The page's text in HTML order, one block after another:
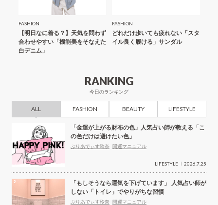
FASHION
【明日なに着る？】天気を問わず
合わせやすい「機能美をそなえた
白デニム」
FASHION
どれだけ歩いても疲れない「スタ
イル良く履ける」サンダル
RANKING
今日のランキング
ALL FASHION BEAUTY LIFESTYLE
「金運が上がる財布の色」人気占い師が教える「こ
の色だけは避けたい色」
ぷりあでぃす玲奈 開運マニュアル
LIFESTYLE 2026.7.25
「もしそうなら運気を下げています」 人気占い師が
しない「トイレ」でやりがちな習慣
ぷりあでぃす玲奈 開運マニュアル